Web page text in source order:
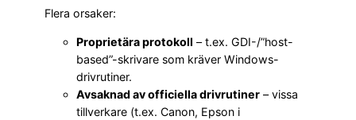
Flera orsaker:
Proprietära protokoll – t.ex. GDI-/”host-
based”-skrivare som kräver Windows-
drivrutiner.
Avsaknad av officiella drivrutiner – vissa
tillverkare (t.ex. Canon, Epson i